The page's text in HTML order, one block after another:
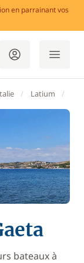
en parrainant vos
Latium
bateaux à